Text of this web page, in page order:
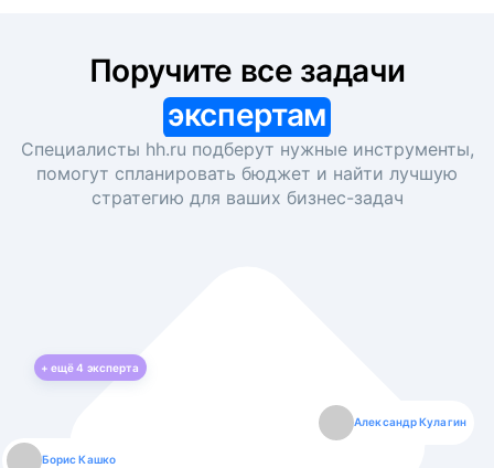
экспертам
Специалисты hh.ru подберут нужные инструменты,
помогут спланировать бюджет и найти лучшую
стратегию для ваших бизнес-задач
+ ещё4 эксперта
Борис Кашко
Александр Кулагин
Юлия Изоитко
Даниил Макаров
Александр Кулагин
Екатерина Лазаренко
Даниил Макаров
Борис Кашко
Екатерина Лазаренко
Юлия Изоитко